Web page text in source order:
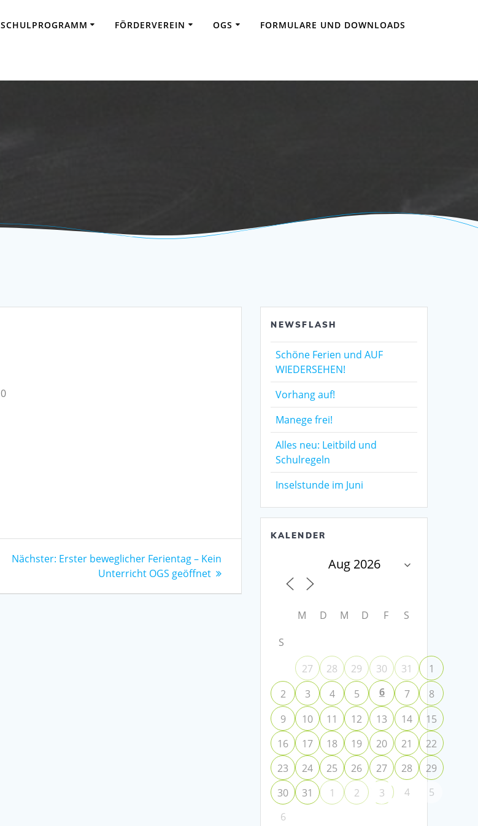
SCHULPROGRAMM FÖRDERVEREIN OGS FORMULARE UND DOWNLOADS
0
Nächster: Nächster
Erster beweglicher Ferientag – Kein
Unterricht OGS geöffnet
NEWSFLASH
Schöne Ferien und AUF
WIEDERSEHEN!
Vorhang auf!
Manege frei!
Alles neu: Leitbild und
Schulregeln
Inselstunde im Juni
KALENDER
M D M D F
S
S
27
28 29 30 31
1
2
3 4 5 6 7
8
9
10 11 12 13 14
15
16
17 18 19 20 21
22
23
24 25 26 27 28
29
30
31 1 2 3 4
5
6